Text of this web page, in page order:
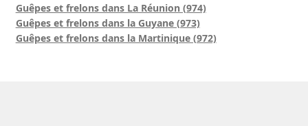
Guêpes et frelons dans La Réunion (974)
Guêpes et frelons dans la Guyane (973)
Guêpes et frelons dans la Martinique (972)